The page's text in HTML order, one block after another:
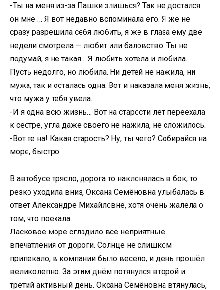
-Ты на меня из-за Пашки злишься? Так не достался
он мне … Я вот недавно вспоминала его. Я же не
сразу разрешила себя любить, я же в глаза ему две
недели смотрела — любит или баловство. Ты не
подумай, я не такая… Я любить хотела и любила.
Пусть недолго, но любила. Ни детей не нажила, ни
мужа, так и осталась одна. Вот и наказала меня жизнь,
что мужа у тебя увела.
-И я одна всю жизнь… Вот на старости лет переехала
к сестре, угла даже своего не нажила, не сложилось.
-Вот те на! Какая старость? Ну, ты чего? Собирайся на
море, быстро.
В автобусе трясло, дорога то наклонялась в бок, то
резко уходила вниз, Оксана Семёновна улыбалась в
ответ Александре Михайловне, хотя очень жалела о
том, что поехала.
Ласковое море сгладило все неприятные
впечатления от дороги. Солнце не слишком
припекало, в компании было весело, и день прошёл
великолепно. За этим днём потянулся второй и
третий активный день. Оксана Семёновна втянулась,